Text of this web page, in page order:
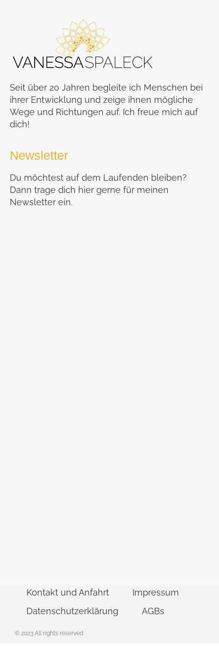
Seit über 20 Jahren begleite ich Menschen bei
ihrer Entwicklung und zeige ihnen mögliche
Wege und Richtungen auf. Ich freue mich auf
dich!
Newsletter
Du möchtest auf dem Laufenden bleiben?
Dann trage dich hier gerne für meinen
Newsletter ein.
© 2023 All rights reserved
Kontakt und Anfahrt
Impressum
Datenschutzerklärung
AGBs